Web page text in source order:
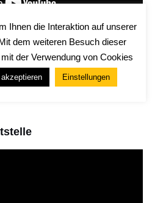
Kamera 4
laden
Ihnen die Interaktion auf unserer
dem weiteren Besuch dieser
der Verwendung von Cookies
Einstellungen